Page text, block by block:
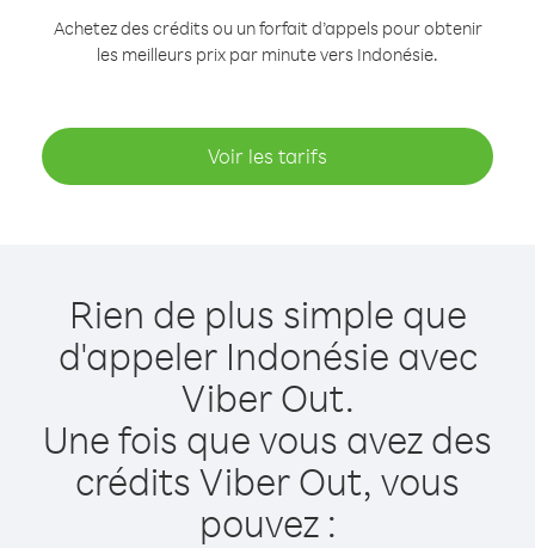
Achetez des crédits ou un forfait d’appels pour obtenir
les meilleurs prix par minute vers Indonésie.
Voir les tarifs
Rien de plus simple que
d'appeler Indonésie avec
Viber Out.
Une fois que vous avez des
crédits Viber Out, vous
pouvez :